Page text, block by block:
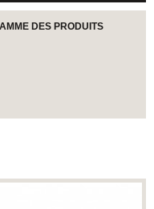
DES PRODUITS